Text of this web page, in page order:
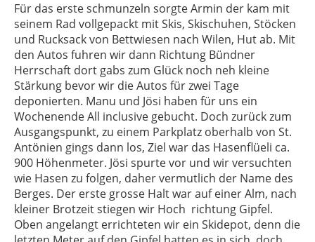
Für das erste schmunzeln sorgte Armin der kam mit
seinem Rad vollgepackt mit Skis, Skischuhen, Stöcken
und Rucksack von Bettwiesen nach Wilen, Hut ab. Mit
den Autos fuhren wir dann Richtung Bündner
Herrschaft dort gabs zum Glück noch neh kleine
Stärkung bevor wir die Autos für zwei Tage
deponierten. Manu und Jösi haben für uns ein
Wochenende All inclusive gebucht. Doch zurück zum
Ausgangspunkt, zu einem Parkplatz oberhalb von St.
Antönien gings dann los, Ziel war das Hasenflüeli ca.
900 Höhenmeter. Jösi spurte vor und wir versuchten
wie Hasen zu folgen, daher vermutlich der Name des
Berges. Der erste grosse Halt war auf einer Alm, nach
kleiner Brotzeit stiegen wir Hoch richtung Gipfel.
Oben angelangt errichteten wir ein Skidepot, denn die